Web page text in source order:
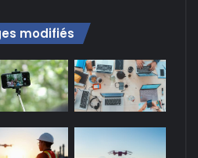
modifiés